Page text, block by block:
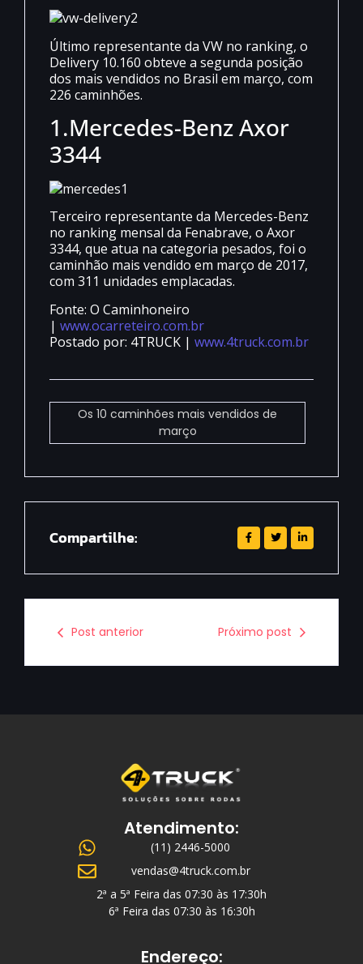
Último representante da VW no ranking, o
Delivery 10.160 obteve a segunda posição
dos mais vendidos no Brasil em março, com
226 caminhões.
1.Mercedes-Benz Axor
3344
Terceiro representante da Mercedes-Benz
no ranking mensal da Fenabrave, o Axor
3344, que atua na categoria pesados, foi o
caminhão mais vendido em março de 2017,
com 311 unidades emplacadas.
Fonte: O Caminhoneiro
| www.ocarreteiro.com.br
Postado por: 4TRUCK | www.4truck.com.br
Os 10 caminhões mais vendidos de
março
Compartilhe:
Post anterior Próximo post
Atendimento:
(11) 2446-5000
vendas@4truck.com.br
2ª a 5ª Feira das 07:30 às 17:30h
6ª Feira das 07:30 às 16:30h
Endereço: